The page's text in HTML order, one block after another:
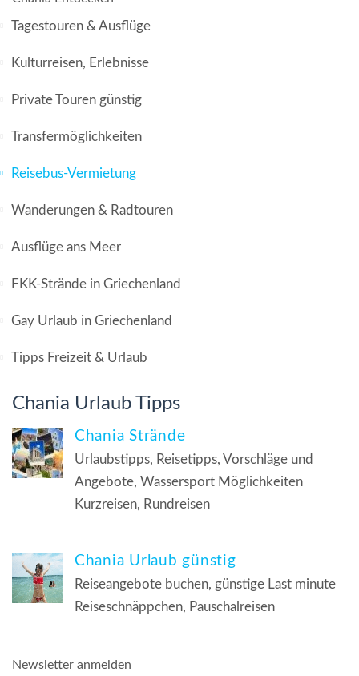
Tagestouren & Ausflüge
Kulturreisen, Erlebnisse
Private Touren günstig
Transfermöglichkeiten
Reisebus-Vermietung
Wanderungen & Radtouren
Ausflüge ans Meer
FKK-Strände in Griechenland
Gay Urlaub in Griechenland
Tipps Freizeit & Urlaub
Chania Urlaub Tipps
Chania Strände
Urlaubstipps, Reisetipps, Vorschläge und
Angebote, Wassersport Möglichkeiten
Kurzreisen, Rundreisen
Chania Urlaub günstig
Reiseangebote buchen, günstige Last minute
Reiseschnäppchen, Pauschalreisen
Newsletter anmelden